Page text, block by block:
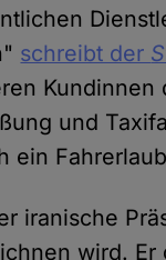
schreibt der
und
ein
iranische
wird.